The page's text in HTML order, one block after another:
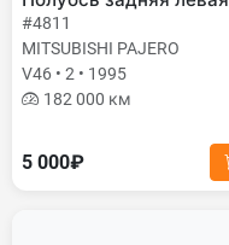
#4811
MITSUBISHI PAJERO
V46 • 2 • 1995
182 000 км
5 000₽